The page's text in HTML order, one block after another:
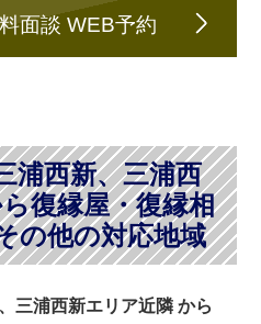
面談 WEB予約
浦西新、三浦西
復縁屋・復縁相
の他の対応地域
三浦西新エリア近隣 から